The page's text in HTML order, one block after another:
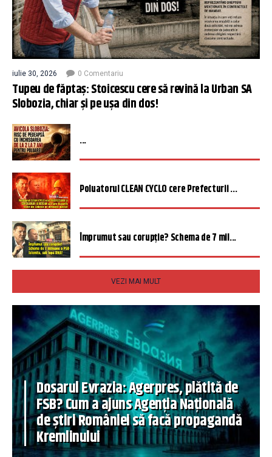
iulie 30, 2026 0 Comentariu
Tupeu de făptaș: Stoicescu cere să revină la Urban SA
Slobozia, chiar și pe ușa din dos!
...
Poluatorul CLEAN CYCLO cere Prefecturii ...
Împrumut sau corupție? Schema de 7 mil...
VEZI MAI MULT
Dosarul Evrazia: Agerpres, plătită de
FSB? Cum a ajuns Agenția Națională
de știri României să facă propagandă
Kremlinului